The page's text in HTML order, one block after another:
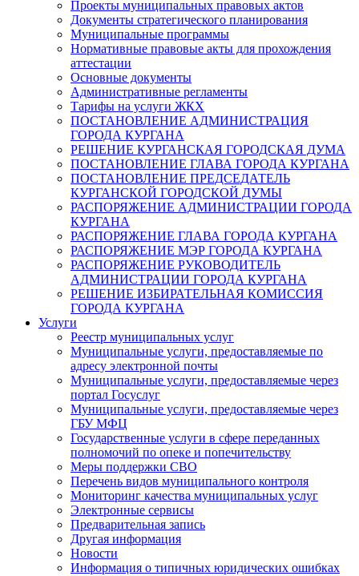
Проекты муниципальных правовых актов
Документы стратегического планирования
Муниципальные программы
Нормативные правовые акты для прохождения
аттестации
Основные документы
Административные регламенты
Тарифы на услуги ЖКХ
ПОСТАНОВЛЕНИЕ АДМИНИСТРАЦИЯ
ГОРОДА КУРГАНА
РЕШЕНИЕ КУРГАНСКАЯ ГОРОДСКАЯ ДУМА
ПОСТАНОВЛЕНИЕ ГЛАВА ГОРОДА КУРГАНА
ПОСТАНОВЛЕНИЕ ПРЕДСЕДАТЕЛЬ
КУРГАНСКОЙ ГОРОДСКОЙ ДУМЫ
РАСПОРЯЖЕНИЕ АДМИНИСТРАЦИИ ГОРОДА
КУРГАНА
РАСПОРЯЖЕНИЕ ГЛАВА ГОРОДА КУРГАНА
РАСПОРЯЖЕНИЕ МЭР ГОРОДА КУРГАНА
РАСПОРЯЖЕНИЕ РУКОВОДИТЕЛЬ
АДМИНИСТРАЦИИ ГОРОДА КУРГАНА
РЕШЕНИЕ ИЗБИРАТЕЛЬНАЯ КОМИССИЯ
ГОРОДА КУРГАНА
Услуги
Реестр муниципальных услуг
Муниципальные услуги, предоставляемые по
адресу электронной почты
Муниципальные услуги, предоставляемые через
портал Госуслуг
Муниципальные услуги, предоставляемые через
ГБУ МФЦ
Государственные услуги в сфере переданных
полномочий по опеке и попечительству
Меры поддержки СВО
Перечень видов муниципального контроля
Мониторинг качества муниципальных услуг
Электронные сервисы
Предварительная запись
Другая информация
Новости
Информация о типичных юридических ошибках